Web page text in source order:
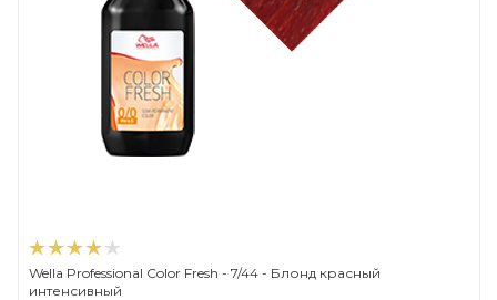
Wella Professional Color Fresh - 7/44 - Блонд красный
интенсивный